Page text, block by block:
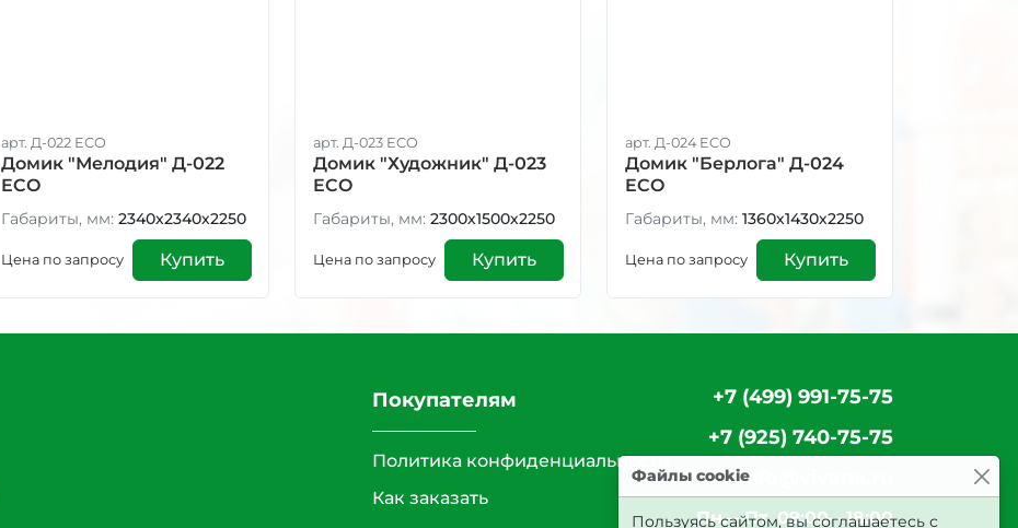
арт. Д-022 ECO
Домик "Мелодия" Д-022
ECO
Габариты, мм: 2340х2340х2250
Цена по запросу Купить
арт. Д-023 ECO
Домик "Художник" Д-023
ECO
Габариты, мм: 2300х1500х2250
Цена по запросу Купить
арт. Д-024 ECO
Домик "Берлога" Д-024
ECO
Габариты, мм: 1360х1430х2250
Цена по запросу Купить
Покупателям
Политика конфиденциальности
Как заказать
+7 (499) 991-75-75
+7 (925) 740-75-75
info@vivana.ru
Пн.—Пт. 09:00—18:00
Файлы cookie
Пользуясь сайтом, вы соглашаетесь с